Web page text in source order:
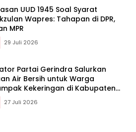
UUD 1945 Soal Syarat
Wapres: Tahapan di DPR,
MPR
29 Juli 2026
Partai Gerindra Salurkan
Air Bersih untuk Warga
Kekeringan di Kabupaten
27 Juli 2026